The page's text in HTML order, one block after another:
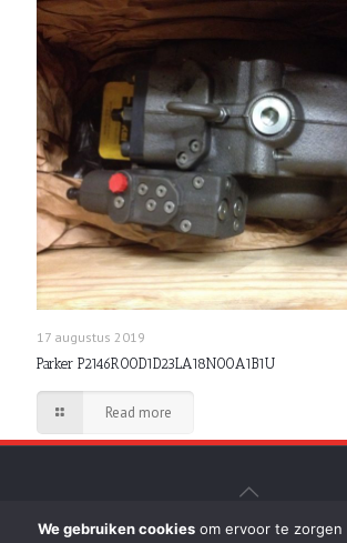
17 augustus 2019
Parker P2146R00D1D23LA18N00A1B1U
Read more
We gebruiken cookies om ervoor te